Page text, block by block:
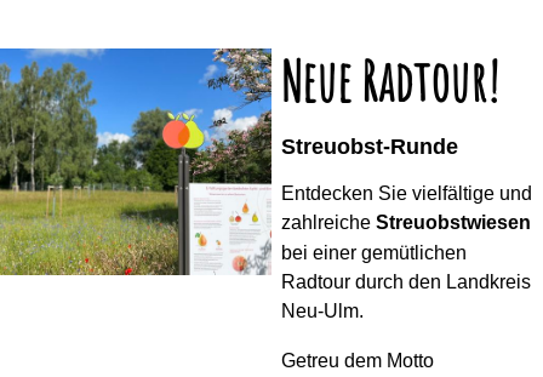
Neue Radtour!
Streuobst-Runde
Entdecken Sie vielfältige und
zahlreicheStreuobstwiesen
bei einer gemütlichen
Radtour durch den Landkreis
Neu-Ulm.
Getreu dem Motto